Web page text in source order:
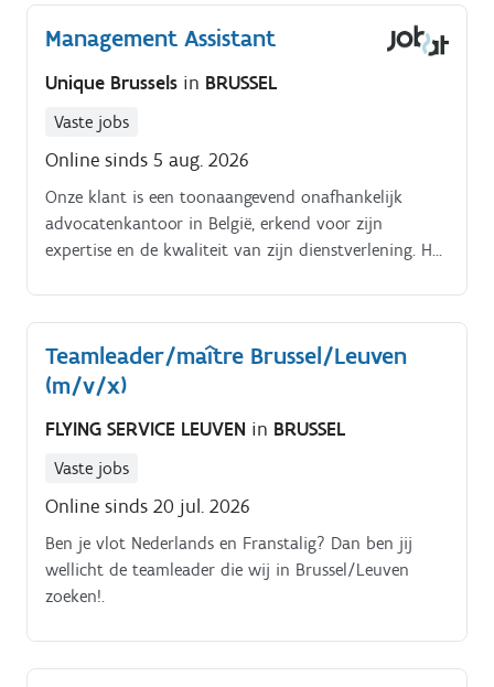
hunten, je bouwt de business op vanaf o waarna je
je focus kan leggen op farming, je zet je in voor het
upselling.
Management Assistant
Unique Brussels in BRUSSEL
Vaste jobs
Online sinds 5 aug. 2026
Onze klant is een toonaangevend onafhankelijk
advocatenkantoor in België, erkend voor zijn
expertise en de kwaliteit van zijn dienstverlening. Het
variërend van kmo’s tot grote internationale
ondernemingen, bij complexe en vaak
grensoverschrijdende dossiers.
Teamleader/maître Brussel/Leuven
(m/v/x)
FLYING SERVICE LEUVEN in BRUSSEL
Vaste jobs
Online sinds 20 jul. 2026
Ben je vlot Nederlands en Franstalig? Dan ben jij
wellicht de teamleader die wij in Brussel/Leuven
zoeken!.